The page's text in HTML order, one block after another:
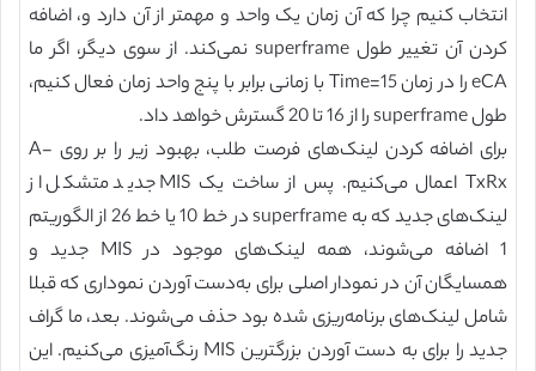
انتخاب کنیم چرا که آن زمان یک واحد و مهمتر از آن دارد و، اضافه
کردن آن تغییر طول superframe نمی‌کند. از سوی دیگر، اگر ما
eCA را در زمان Time=15 با زمانی برابر با پنج واحد زمان فعال کنیم،
طول superframe را از 16 تا 20 گسترش خواهد داد.
برای اضافه کردن لینک‌های فرصت طلب، بهبود زیر را بر روی A-
TxRx اعمال می‌کنیم. پس از ساخت یک MIS جدید متشکل از
لینک‌های جدید که به superframe در خط 10 یا خط 26 از الگوریتم
1 اضافه می‌شوند، همه لینک‌های موجود در MIS جدید و
همسایگان آن در نمودار اصلی برای به‌دست آوردن نموداری که قبلا
شامل لینک‌های برنامه‌ریزی شده بود حذف می‌شوند. بعد، ما گراف
جدید را برای به دست آوردن بزرگترین MIS رنگ‌آمیزی می‌کنیم. این